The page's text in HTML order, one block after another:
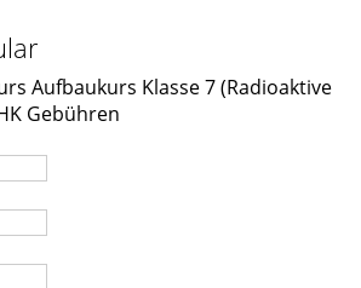
Aufbaukurs Klasse 7 (Radioaktive
Gebühren